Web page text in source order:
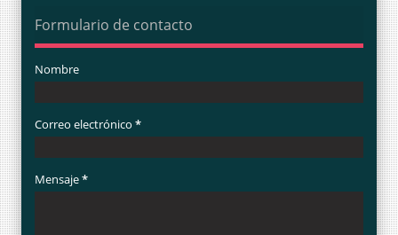
Formulario de contacto
Nombre
Correo electrónico *
Mensaje*